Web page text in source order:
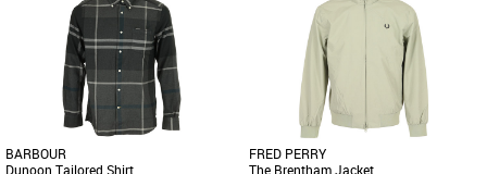
Vêtements pas cher et Promos
Découvrez la PUMA Mono Hooded
Jacket, un incontournable pour votre
garde-robe automne-hiver. Conçue [...]
Vêtements pas cher et Promos
Vêtements
Chemise décontractée de la marque
Barbour à manches longues. Velours
garni de tartan sur doublure [...]
BARBOUR
Dunoon Tailored Shirt
FRED PERRY
The Brentham Jacket